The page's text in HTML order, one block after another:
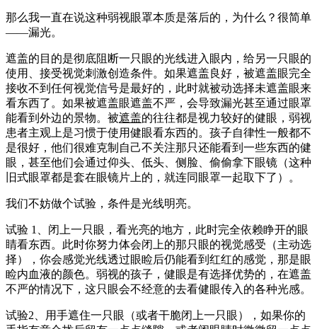
那么我一直在说这种弱视眼罩本质是落后的，为什么？很简单
——漏光。
遮盖的目的是彻底阻断一只眼的光线进入眼内，给另一只眼的
使用、接受视觉刺激创造条件。如果遮盖良好，被遮盖眼完全
接收不到任何视觉信号是最好的，此时就被动选择未遮盖眼来
看东西了。如果被遮盖眼遮盖不严，会导致漏光甚至通过眼罩
能看到外边的景物。被遮盖的往往都是视力较好的健眼，弱视
患者主观上是习惯于使用健眼看东西的。孩子自律性一般都不
是很好，他们很难克制自己不关注那只还能看到一些东西的健
眼，甚至他们会通过仰头、低头、侧脸、偷偷拿下眼镜（这种
旧式眼罩都是套在眼镜片上的，就连同眼罩一起取下了）。
我们不妨做个试验，条件是光线明亮。
试验 1、闭上一只眼，看光亮的地方，此时完全依赖睁开的眼
睛看东西。此时你努力体会闭上的那只眼的视觉感受（主动选
择），你会感觉光线透过眼睑后仍能看到红红的感觉，那是眼
睑内血液的颜色。弱视的孩子，健眼是有选择优势的，在遮盖
不严的情况下，这只眼会不经意的去看健眼传入的各种光感。
试验2、用手遮住一只眼（或者干脆闭上一只眼），如果你的